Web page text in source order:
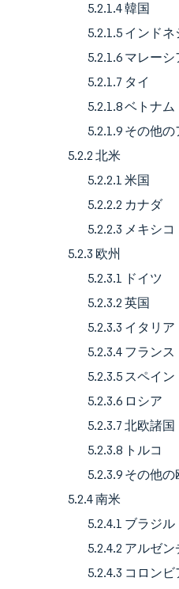
5.2.1.4 韓国
5.2.1.5 インドネ
5.2.1.6 マレーシ
5.2.1.7 タイ
5.2.1.8 ベトナム
5.2.1.9 その他
5.2.2 北米
5.2.2.1 米国
5.2.2.2 カナダ
5.2.2.3 メキシコ
5.2.3 欧州
5.2.3.1 ドイツ
5.2.3.2 英国
5.2.3.3 イタリア
5.2.3.4 フランス
5.2.3.5 スペイン
5.2.3.6 ロシア
5.2.3.7 北欧諸国
5.2.3.8 トルコ
5.2.3.9 その他の
5.2.4 南米
5.2.4.1 ブラジル
5.2.4.2 アルゼン
5.2.4.3 コロンビ